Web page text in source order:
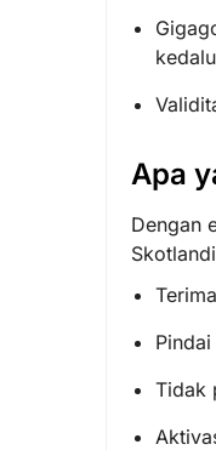
Apa
Dengan
Tidak